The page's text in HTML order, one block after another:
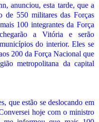
anunciou, esta tarde, que a
de 550 militares das Forças
100 integrantes da Força
a Vitória e serão
do interior. Eles se
200 da Força Nacional que
metropolitana da capital
que estão se deslocando em
hoje com o ministro